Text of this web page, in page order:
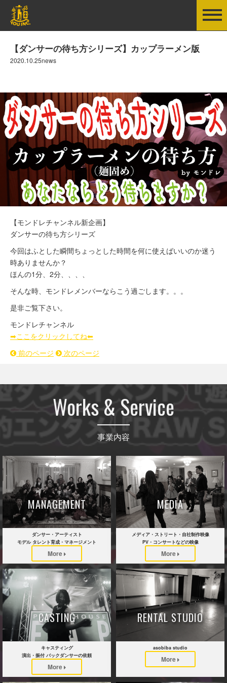
【ダンサーの待ち方シリーズ】カップラーメン版
2020.10.25news
【モンドレチャンネル新企画】
ダンサーの待ち方シリーズ
今回はふとした瞬間ちょっとした時間を何に使えばいいのか迷う
時ありませんか？
ほんの1分、2分、、、、
そんな時、モンドレメンバーならこう過ごします。。。
是非ご覧下さい。
モンドレチャンネル
➡︎ここをクリックしてね⬅︎
前のページ
次のページ
Works & Service
事業内容
MANAGEMENT
ダンサー・アーティスト
モデル タレント育成・マネージメント
More
MEDIA
メディア・ストリート・自社制作映像
PV・コンサートなどの映像
More
CASTING
キャスティング
演出・振付 バックダンサーの依頼
More
RENTAL STUDIO
asobiba studio
More